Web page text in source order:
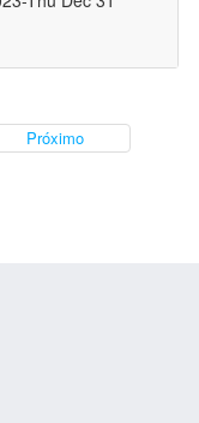
Próximo